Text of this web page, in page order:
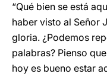
“Qué bien se está
haber visto al Señor
gloria. ¿Podemos
palabras? Pienso
hoy es bueno estar